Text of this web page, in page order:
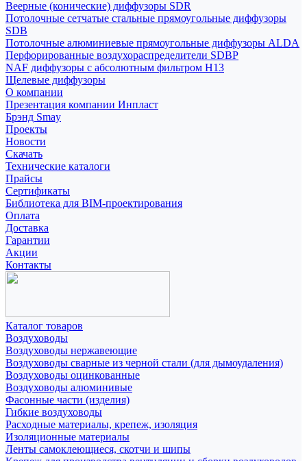
Веерные (конические) диффузоры SDR
Потолочные сетчатые стальные прямоугольные диффузоры
SDB
Потолочные алюминиевые прямоугольные диффузоры ALDA
Перфорированные воздухораспределители SDBP
NAF диффузоры с абсолютным фильтром Н13
Щелевые диффузоры
О компании
Презентация компании Инпласт
Брэнд Smay
Проекты
Новости
Скачать
Технические каталоги
Прайсы
Сертификаты
Библиотека для BIM-проектирования
Оплата
Доставка
Гарантии
Акции
Контакты
Каталог товаров
Воздуховоды
Воздуховоды нержавеющие
Воздуховоды сварные из черной стали (для дымоудаления)
Воздуховоды оцинкованные
Воздуховоды алюминивые
Фасонные части (изделия)
Гибкие воздуховоды
Расходные материалы, крепеж, изоляция
Изоляционные материалы
Ленты самоклеющиеся, скотчи и шипы